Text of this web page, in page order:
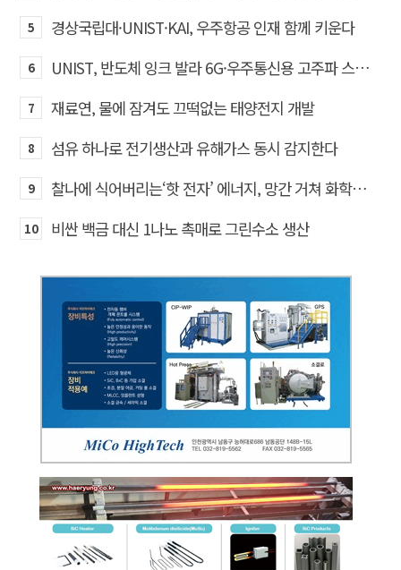
5 경상국립대·UNIST·KAI, 우주항공 인재 함께 키운다
6 UNIST, 반도체 잉크 발라 6G·우주통신용 고주파 스위치 만든다
7 재료연, 물에 잠겨도 끄떡없는 태양전지 개발
8 섬유 하나로 전기생산과 유해가스 동시 감지한다
9 찰나에 식어버리는‘핫 전자’ 에너지, 망간 거쳐 화학반응에 쓴다
10 비싼 백금 대신 1나노 촉매로 그린수소 생산